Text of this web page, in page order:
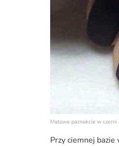
Matowe paznokcie w czerni
Przy ciemnej bazie